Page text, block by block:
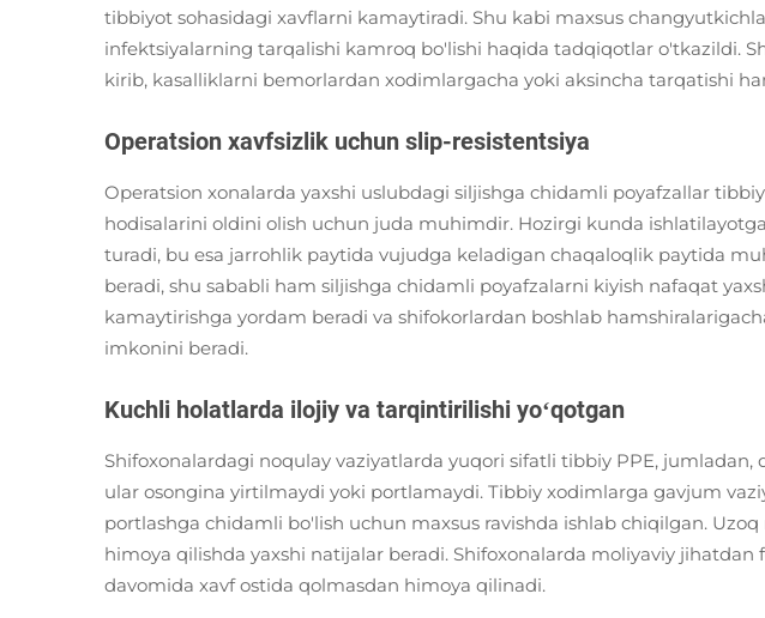
tibbiyot sohasidagi xavflarni kamaytiradi. Shu kabi maxsus
infektsiyalarning tarqalishi kamroq bo'lishi haqida tadqiqotlar o'tkazildi.
kirib, kasalliklarni bemorlardan xodimlargacha yoki aksincha tarqatishi
Operatsion xavfsizlik uchun slip-resistentsiya
Operatsion xonalarda yaxshi uslubdagi siljishga chidamli poyafzallar
hodisalarini oldini olish uchun juda muhimdir. Hozirgi kunda
turadi, bu esa jarrohlik paytida vujudga keladigan chaqaloqlik paytida
beradi, shu sababli ham siljishga chidamli poyafzalarni kiyish nafaqat
kamaytirishga yordam beradi va shifokorlardan boshlab
imkonini beradi.
Kuchli holatlarda ilojiy va tarqintirilishi yoʻqotgan
Shifoxonalardagi noqulay vaziyatlarda yuqori sifatli tibbiy PPE,
ular osongina yirtilmaydi yoki portlamaydi. Tibbiy xodimlarga gavjum
portlashga chidamli bo'lish uchun maxsus ravishda ishlab chiqilgan.
himoya qilishda yaxshi natijalar beradi. Shifoxonalarda moliyaviy
davomida xavf ostida qolmasdan himoya qilinadi.